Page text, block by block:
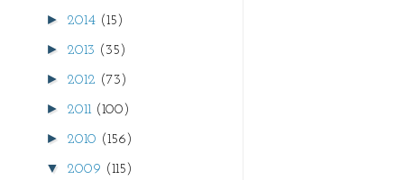
► 2014 (15)
► 2013 (35)
► 2012 (73)
► 2011 (100)
► 2010 (156)
▼ 2009 (115)